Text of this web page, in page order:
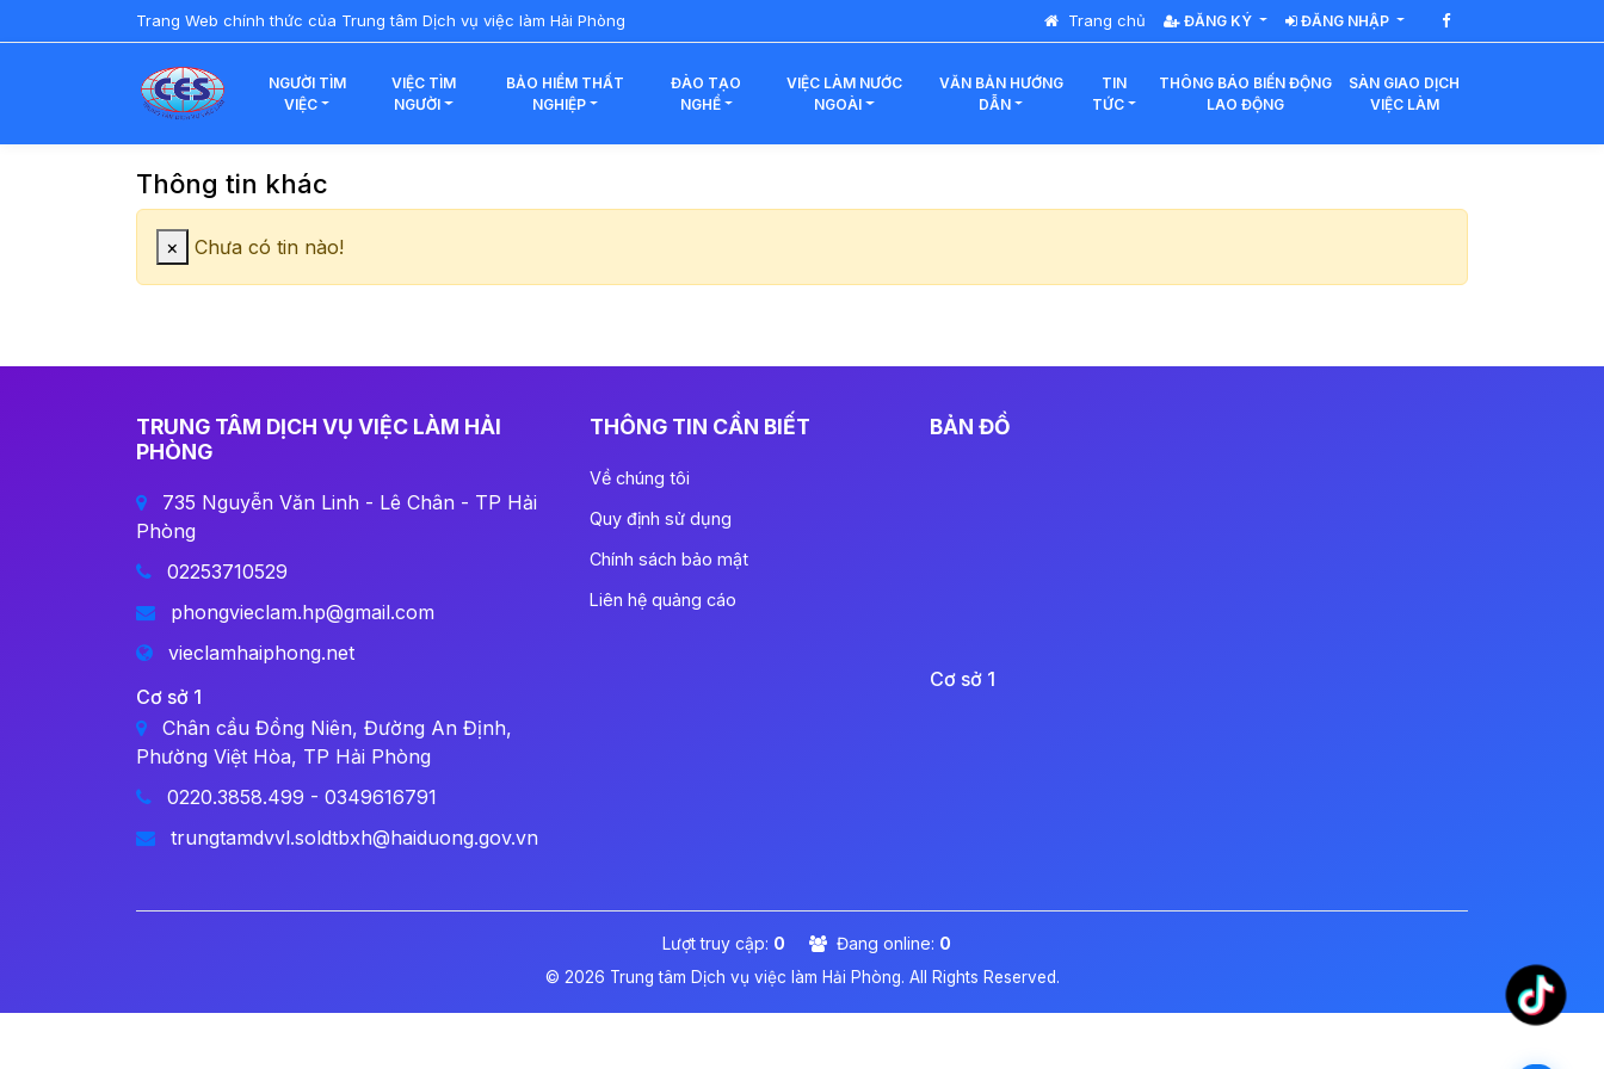
Trang Web chính thức của Trung tâm Dịch vụ việc làm Hải Phòng Trang chủ ĐĂNG KÝ ĐĂNG NHẬP
NGƯỜI TÌM
VIỆC
VIỆC TÌM
NGƯỜI
BẢO HIỂM THẤT
NGHIỆP
ĐÀO TẠO
NGHỀ
VIỆC LÀM NƯỚC
NGOÀI
VĂN BẢN HƯỚNG
DẪN
TIN
TỨC
THÔNG BÁO BIẾN ĐỘNG
LAO ĐỘNG
SÀN GIAO DỊCH
VIỆC LÀM
Thông tin khác
× Đóng
Chưa có tin nào!
TRUNG TÂM DỊCH VỤ VIỆC LÀM HẢI
PHÒNG
735 Nguyễn Văn Linh - Lê Chân - TP Hải
Phòng
02253710529
phongvieclam.hp@gmail.com
vieclamhaiphong.net
Cơ sở 1
Chân cầu Đồng Niên, Đường An Định,
Phường Việt Hòa, TP Hải Phòng
0220.3858.499 - 0349616791
trungtamdvvl.soldtbxh@haiduong.gov.vn
THÔNG TIN CẦN BIẾT
Về chúng tôi
Quy định sử dụng
Chính sách bảo mật
Liên hệ quảng cáo
BẢN ĐỒ
Cơ sở 1
Lượt truy cập: 0 Đang online: 0
© 2026 Trung tâm Dịch vụ việc làm Hải Phòng. All Rights Reserved.